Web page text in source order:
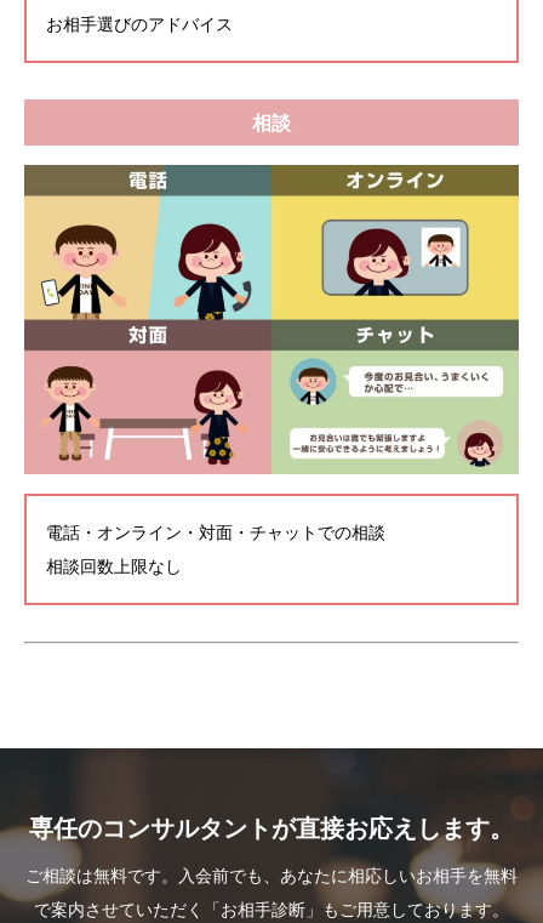
お相手選びのアドバイス
相談
電話・オンライン・対面・チャットでの相談
相談回数上限なし
専任のコンサルタントが直接お応えします。
ご相談は無料です。入会前でも、あなたに相応しいお相手を無料
で案内させていただく「お相手診断」もご用意しております。